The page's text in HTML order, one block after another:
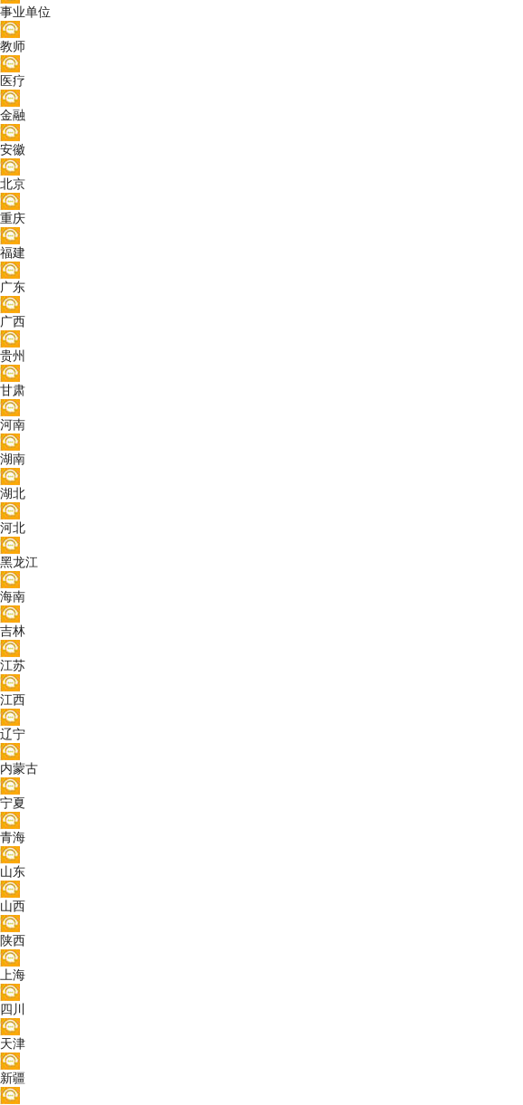
事业单位
教师
医疗
金融
安徽
北京
重庆
福建
广东
广西
贵州
甘肃
河南
湖南
湖北
河北
黑龙江
海南
吉林
江苏
江西
辽宁
内蒙古
宁夏
青海
山东
山西
陕西
上海
四川
天津
新疆